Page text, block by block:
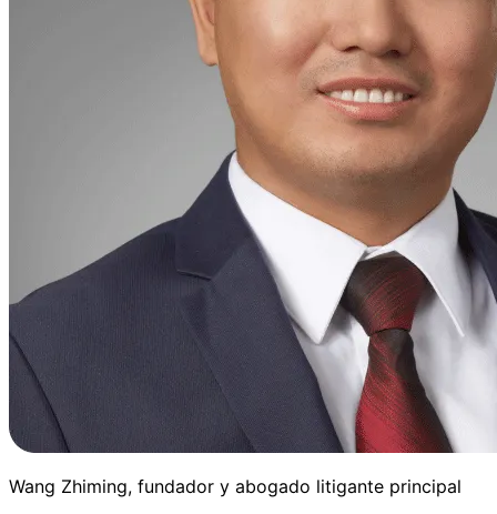
Wang Zhiming, fundador y abogado litigante principal